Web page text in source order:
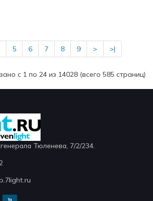
5 6 7 8 9 > >|
с 1 по 24 из 14028 (всего 585 страниц)
Тюленева, 7/2/234.